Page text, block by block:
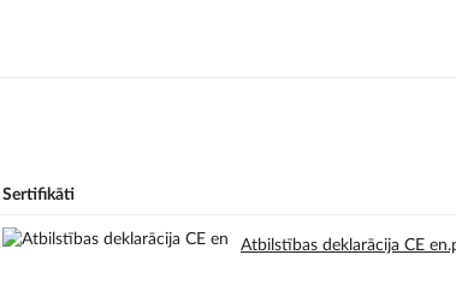
Sertifikāti
Atbilstības deklarācija CE